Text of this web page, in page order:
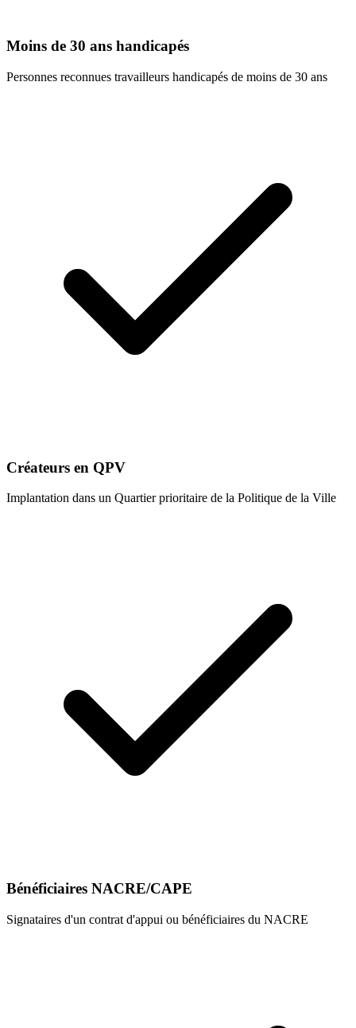
Moins de 30 ans handicapés
Personnes reconnues travailleurs handicapés de moins de 30 ans
Créateurs en QPV
Implantation dans un Quartier prioritaire de la Politique de la Ville
Bénéficiaires NACRE/CAPE
Signataires d'un contrat d'appui ou bénéficiaires du NACRE